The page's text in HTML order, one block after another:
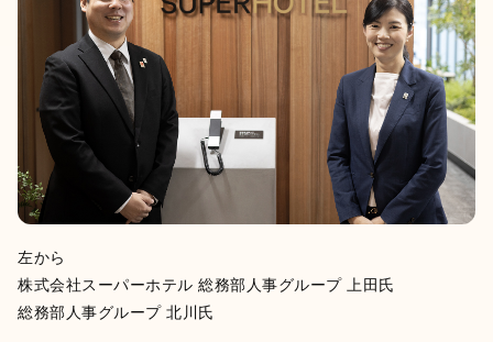
話型AI面接サービス」
です。
活躍支援AIシリーズ
AIロープレ AI面談
左から
株式会社スーパーホテル 総務部人事グループ 上田氏
総務部人事グループ 北川氏